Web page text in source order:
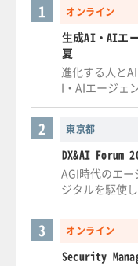
オンライン
1
生成AI・AIエ
夏
進化する人と
I・AIエージェ
東京都
2
DX&AI Forum
AGI時代のエ
ジタルを駆使
オンライン
3
Security